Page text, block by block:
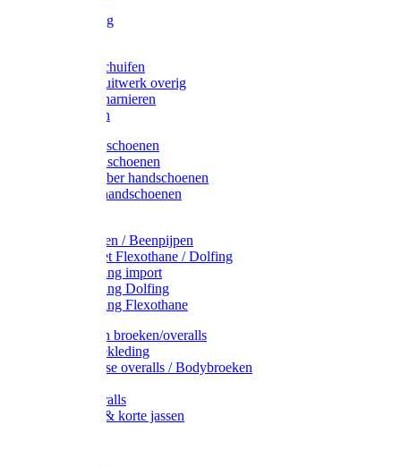
Bouwbeslag
Grendels/schuifen
Hang en sluitwerk overig
Hengen/scharnieren
Scharnieren
Latex handschoenen
Leren handschoenen
PVC / Rubber handschoenen
Katoenen handschoenen
Plukmouwen / Beenpijpen
Reparatieset Flexothane / Dolfing
Regenkleding import
Regenkleding Dolfing
Regenkleding Flexothane
Toebehoren broeken/overalls
Signalisatiekleding
Amerikaanse overalls / Bodybroeken
Kinderoveralls
Stofjassen & korte jassen